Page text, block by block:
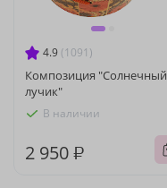
4.9 (1091)
Композиция "Солнечный
лучик"
В наличии
2 950 ₽